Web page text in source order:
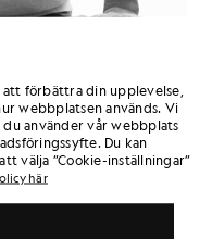
berättar en
röda och vita
ränder. De
från
förbättra din upplevelse,
webbplatsen används. Vi
använder vår webbplats
Du kan
välja ”Cookie-inställningar”
här